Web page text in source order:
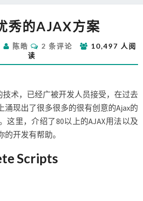
个
秀
的
案
秀的AJAX方案
陈皓
评
论
2 条评论
10,497 人阅
读
技术，已经广被开发人员接受，在过去
涌现出了很多很多的很有创意的Ajax的
这里，介绍了80以上的AJAX用法以及
开发有帮助。
Scripts